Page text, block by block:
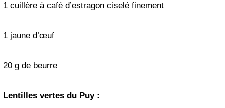
1 cuillère à café d’estragon ciselé finement
1 jaune d’œuf
20 g de beurre
Lentilles vertes du Puy :